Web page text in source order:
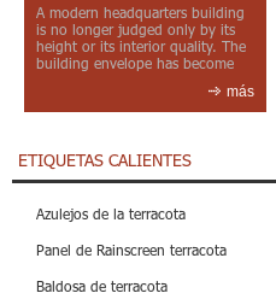
A modern headquarters building
is no longer judged only by its
height or its interior quality. The
building envelope has become
más
ETIQUETAS CALIENTES
Azulejos de la terracota
Panel de Rainscreen terracota
Baldosa de terracota